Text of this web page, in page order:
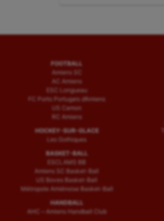
FOOTBALL
Amiens SC
AC Amiens
ESC Longueau
FC Porto Portugais d’Amiens
US Camon
RC Amiens
HOCKEY-SUR-GLACE
Les Gothiques
BASKET-BALL
ESCLAMS BB
Amiens SC Basket-Ball
US Boves Basket-Ball
Métropole Amiénoise Basket-Ball
HANDBALL
AHC – Amiens Handball Club